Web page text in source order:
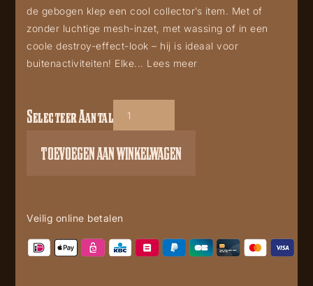
de gebogen klep een cool collector’s item. Met of
zonder luchtige mesh-inzet, met wassing of in een
coole destroy-effect-look – hij is ideaal voor
buitenactiviteiten! Elke... Lees meer
TC
wild
Selecteer Aantal
TOEVOEGEN AAN WINKELWAGEN
Veilig online betalen